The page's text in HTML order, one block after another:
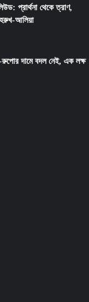
প্রার্থনা থেকে ত্রাণ,
আলিয়া
রুপোর দামে বদল নেই, এক লক্ষ